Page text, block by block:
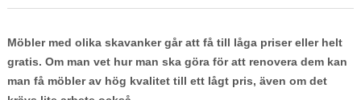
Möbler med olika skavanker går att få till låga priser eller helt
gratis. Om man vet hur man ska göra för att renovera dem kan
man få möbler av hög kvalitet till ett lågt pris, även om det